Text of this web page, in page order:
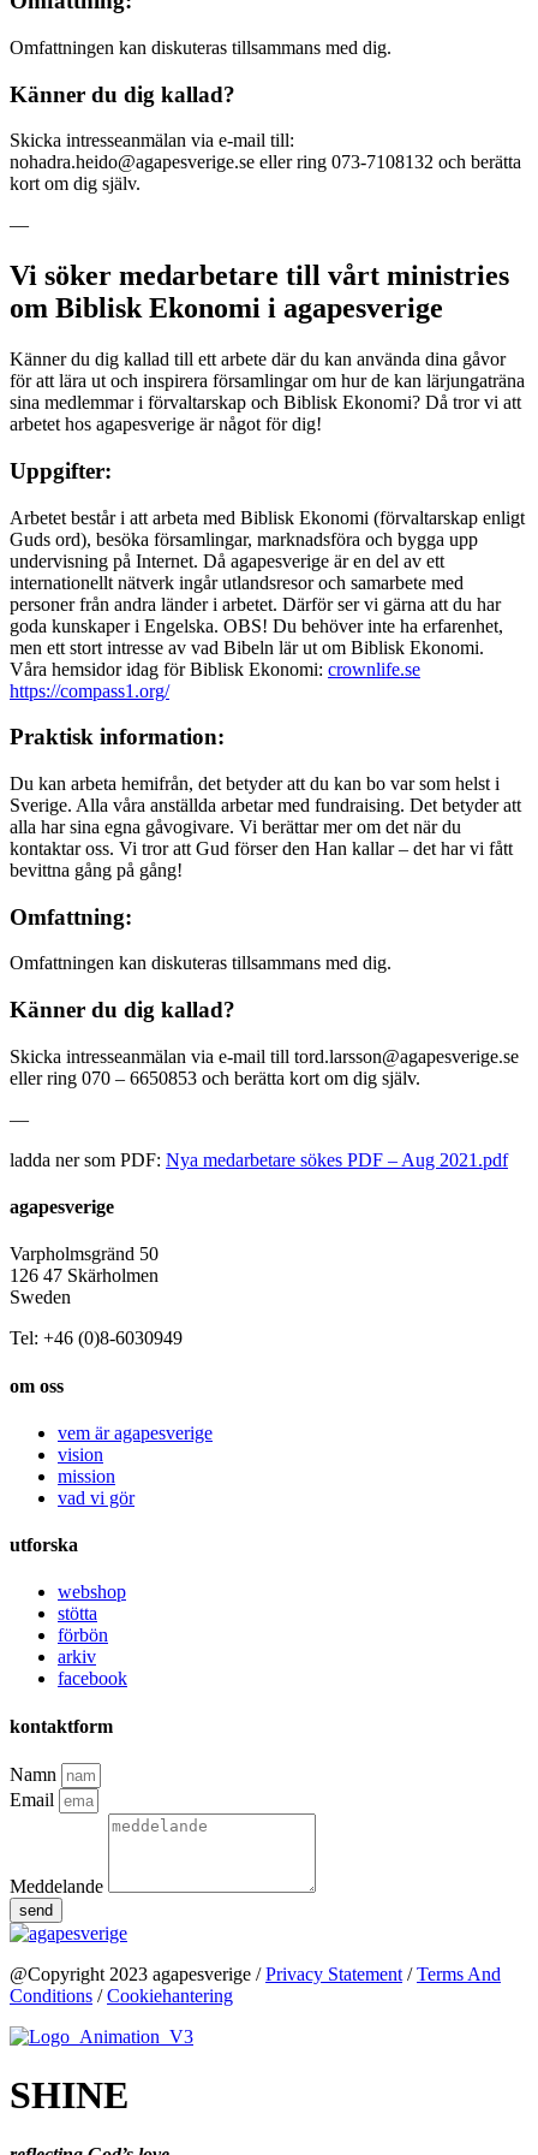
Omfattningen kan diskuteras tillsammans med dig.
Känner du dig kallad?
Skicka intresseanmälan via e-mail till:
nohadra.heido@agapesverige.se eller ring 073-7108132 och berätta
kort om dig själv.
—
Vi söker medarbetare till vårt ministries
om Biblisk Ekonomi i agapesverige
Känner du dig kallad till ett arbete där du kan använda dina gåvor
för att lära ut och inspirera församlingar om hur de kan lärjungaträna
sina medlemmar i förvaltarskap och Biblisk Ekonomi? Då tror vi att
arbetet hos agapesverige är något för dig!
Uppgifter:
Arbetet består i att arbeta med Biblisk Ekonomi (förvaltarskap enligt
Guds ord), besöka församlingar, marknadsföra och bygga upp
undervisning på Internet. Då agapesverige är en del av ett
internationellt nätverk ingår utlandsresor och samarbete med
personer från andra länder i arbetet. Därför ser vi gärna att du har
goda kunskaper i Engelska. OBS! Du behöver inte ha erfarenhet,
men ett stort intresse av vad Bibeln lär ut om Biblisk Ekonomi.
Våra hemsidor idag för Biblisk Ekonomi: crownlife.se
https://compass1.org/
Praktisk information:
Du kan arbeta hemifrån, det betyder att du kan bo var som helst i
Sverige. Alla våra anställda arbetar med fundraising. Det betyder att
alla har sina egna gåvogivare. Vi berättar mer om det när du
kontaktar oss. Vi tror att Gud förser den Han kallar – det har vi fått
bevittna gång på gång!
Omfattning:
Omfattningen kan diskuteras tillsammans med dig.
Känner du dig kallad?
Skicka intresseanmälan via e-mail till tord.larsson@agapesverige.se
eller ring 070 – 6650853 och berätta kort om dig själv.
—
ladda ner som PDF: Nya medarbetare sökes PDF – Aug 2021.pdf
agapesverige
Varpholmsgränd 50
126 47 Skärholmen
Sweden
Tel: +46 (0)8-6030949
om oss
vem är agapesverige
vision
mission
vad vi gör
utforska
webshop
stötta
förbön
arkiv
facebook
kontaktform
Namn
Email
Meddelande
send
@Copyright 2023 agapesverige /Privacy Statement /Terms And
Conditions /Cookiehantering
SHINE